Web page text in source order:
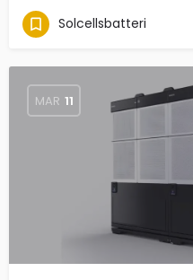
Solcellsbatteri
MAR 11